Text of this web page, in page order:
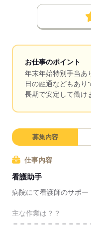
お仕事のポイント
年末年始特別手当あ
日の融通などもあ
長期で安定して働け
募集内容
仕事内容
看護助手
病院にて看護師のサポー
主な作業は？？
＝＝＝＝＝＝＝＝＝＝＝